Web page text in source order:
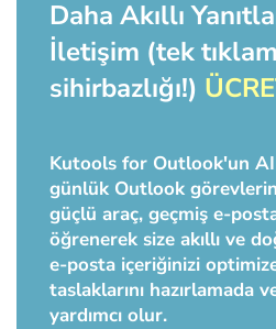
Daha Akıllı
İletişim (tek
sihirbazlığı!)
Kutools for Outlook'un
günlük Outlook
güçlü araç, geçmiş e-
öğrenerek size akıllı ve
e-posta içeriğinizi
taslaklarını hazırlamada
yardımcı olur.